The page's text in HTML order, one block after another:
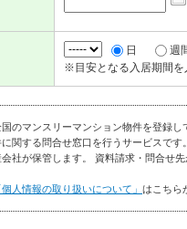
日
週
※目安となる入居期間を
国のマンスリーマンション物件を登録
関する問合せ窓口を行うサービスで
社が保管します。 資料請求・問合せ
個人情報の取り扱いについて」 はこちら